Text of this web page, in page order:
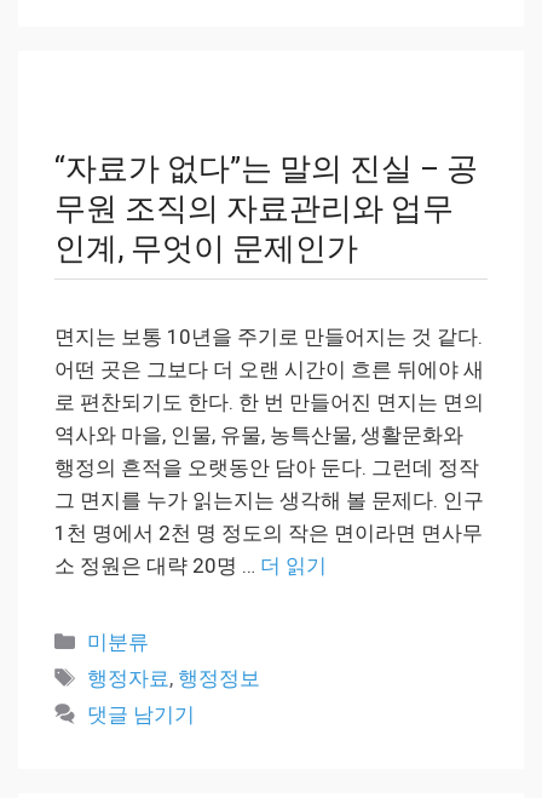
“자료가 없다”는 말의 진실 – 공
무원 조직의 자료관리와 업무
인계, 무엇이 문제인가
면지는 보통 10년을 주기로 만들어지는 것 같다.
어떤 곳은 그보다 더 오랜 시간이 흐른 뒤에야 새
로 편찬되기도 한다. 한 번 만들어진 면지는 면의
역사와 마을, 인물, 유물, 농특산물, 생활문화와
행정의 흔적을 오랫동안 담아 둔다. 그런데 정작
그 면지를 누가 읽는지는 생각해 볼 문제다. 인구
1천 명에서 2천 명 정도의 작은 면이라면 면사무
소 정원은 대략 20명 … 더 읽기
카
테
고
리
미분류
태
그
행정자료, 행정정보
댓글 남기기